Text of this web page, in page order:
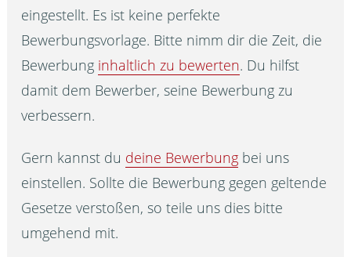
eingestellt. Es ist keine perfekte
Bewerbungsvorlage. Bitte nimm dir die Zeit, die
Bewerbung inhaltlich zu bewerten. Du hilfst
damit dem Bewerber, seine Bewerbung zu
verbessern.
Gern kannst du deine Bewerbung bei uns
einstellen. Sollte die Bewerbung gegen geltende
Gesetze verstoßen, so teile uns dies bitte
umgehend mit.